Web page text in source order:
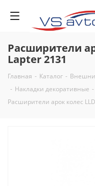
Расширители
Lapter 2131
Главная - Каталог -
- Накладки декоративные -
Расширители арок колес